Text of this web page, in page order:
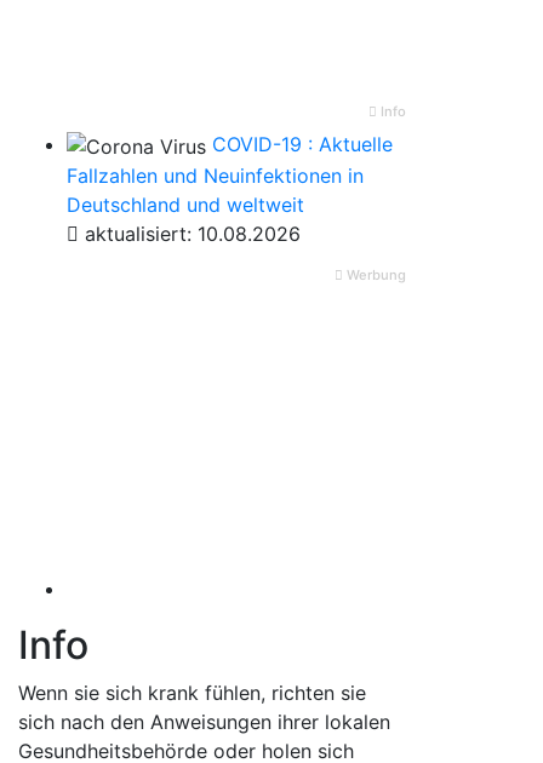
Info
COVID-19 : Aktuelle
Fallzahlen und Neuinfektionen in
Deutschland und weltweit
aktualisiert: 10.08.2026
Werbung
Info
Wenn sie sich krank fühlen, richten sie
sich nach den Anweisungen ihrer lokalen
Gesundheitsbehörde oder holen sich